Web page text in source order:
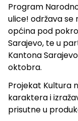
Program
ulice! održava se
općina pod
Sarajevo, te u
Kantona
oktobra.
Projekat Kultura
karaktera i
prisutne u